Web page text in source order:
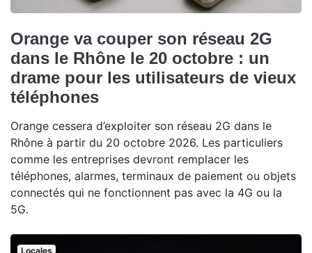
Orange va couper son réseau 2G
dans le Rhône le 20 octobre : un
drame pour les utilisateurs de vieux
téléphones
Orange cessera d’exploiter son réseau 2G dans le
Rhône à partir du 20 octobre 2026. Les particuliers
comme les entreprises devront remplacer les
téléphones, alarmes, terminaux de paiement ou objets
connectés qui ne fonctionnent pas avec la 4G ou la
5G.
Locales